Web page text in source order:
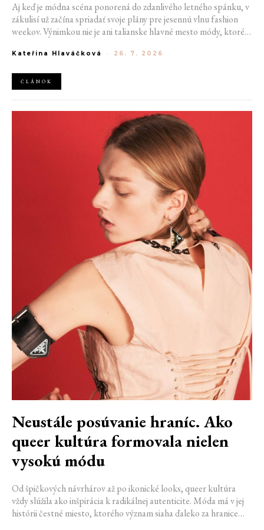
Aj keď je módna scéna ponorená do zdanlivého letného spánku, v
zákulisí už začína spriadať svoje plány pre jesennú vlnu fashion
weekov. Výnimkou nie je ani talianske hlavné mesto módy, ktoré
od 22. do 28. septembra privíta tradičné mená, pozornosť však
značky Moschino.
Kateřina Hlaváčková - 26. 7. 2026
ČLÁNOK
Neustále posúvanie hraníc. Ako
queer kultúra formovala nielen
vysokú módu
Od špičkových návrhárov až po ikonické looks, queer kultúra
vždy slúžila ako inšpirácia k radikálnej autenticite. Móda má v jej
histórii čestné miesto, ktorého význam siaha ďaleko za hranice